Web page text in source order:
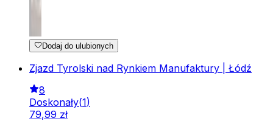
Dodaj do ulubionych
Zjazd Tyrolski nad Rynkiem Manufaktury | Łódź
8
Doskonały(1)
79,99 zł